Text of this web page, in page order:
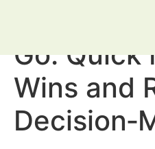
Chicken
Go: Quick
Wins and